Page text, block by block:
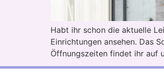
Habt ihr schon die aktuelle
Einrichtungen ansehen. Das
Öffnungszeiten findet ihr auf